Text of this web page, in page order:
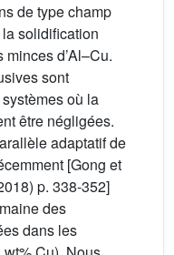
de type champ
solidification
d’Al–Cu.
sont
où la
être négligées.
adaptatif de
[Gong et
p. 338-352]
des
dans les